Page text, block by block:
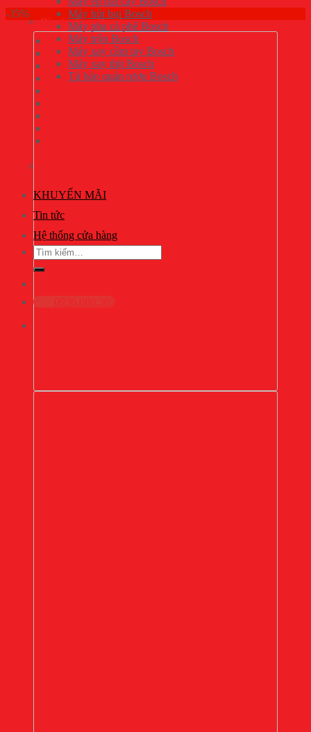
Đồ gia dụng Bosch
Máy pha cà phê Bosch
Máy trộn Bosch
Máy hút bụi Bosch
Bình siêu tốc Bosch
KHUYẾN MÃI
Tin tức
Hệ thống cửa hàng
Tìm
kiếm:
Máy hút bụi Bosch
Máy pha cà phê Bosch
Máy trộn Bosch
Máy xay cầm tay Bosch
Máy xay thịt Bosch
Tủ bảo quản rượu Bosch
-35%